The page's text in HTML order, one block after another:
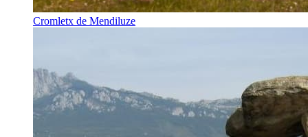
Cromletx de Mendiluze